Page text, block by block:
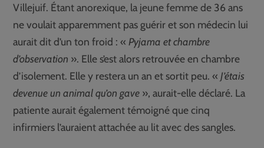
Villejuif. Étant anorexique, la jeune femme de 36 ans
ne voulait apparemment pas guérir et son médecin lui
aurait dit d’un ton froid : « Pyjama et chambre
d’observation ». Elle s’est alors retrouvée en chambre
d’isolement. Elle y restera un an et sortit peu. « J’étais
devenue un animal qu’on gave », aurait-elle déclaré. La
patiente aurait également témoigné que cinq
infirmiers l’auraient attachée au lit avec des sangles.